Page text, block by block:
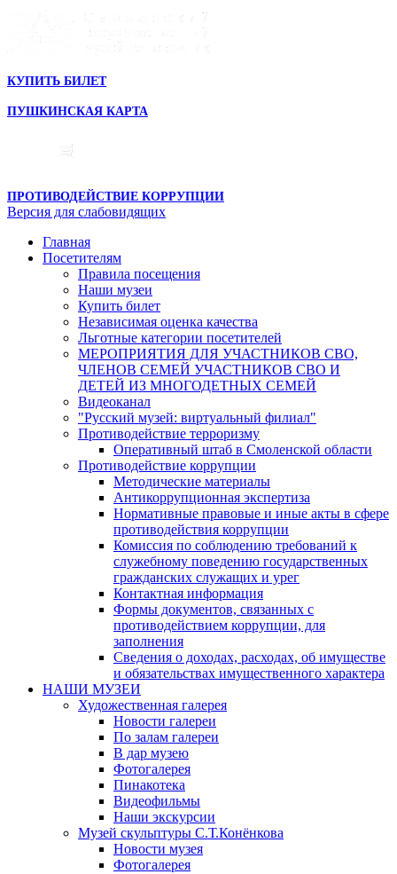
КУПИТЬ БИЛЕТ
ПУШКИНСКАЯ КАРТА
ПРОТИВОДЕЙСТВИЕ КОРРУПЦИИ
Версия для слабовидящих
Главная
Посетителям
Правила посещения
Наши музеи
Купить билет
Независимая оценка качества
Льготные категории посетителей
МЕРОПРИЯТИЯ ДЛЯ УЧАСТНИКОВ СВО,
ЧЛЕНОВ СЕМЕЙ УЧАСТНИКОВ СВО И
ДЕТЕЙ ИЗ МНОГОДЕТНЫХ СЕМЕЙ
Видеоканал
"Русский музей: виртуальный филиал"
Противодействие терроризму
Оперативный штаб в Смоленской области
Противодействие коррупции
Методические материалы
Антикоррупционная экспертиза
Нормативные правовые и иные акты в сфере
противодействия коррупции
Комиссия по соблюдению требований к
служебному поведению государственных
гражданских служащих и урег
Контактная информация
Формы документов, связанных с
противодействием коррупции, для
заполнения
Сведения о доходах, расходах, об имуществе
и обязательствах имущественного характера
НАШИ МУЗЕИ
Художественная галерея
Новости галереи
По залам галереи
В дар музею
Фотогалерея
Пинакотека
Видеофильмы
Наши экскурсии
Музей скульптуры С.Т.Конёнкова
Новости музея
Фотогалерея